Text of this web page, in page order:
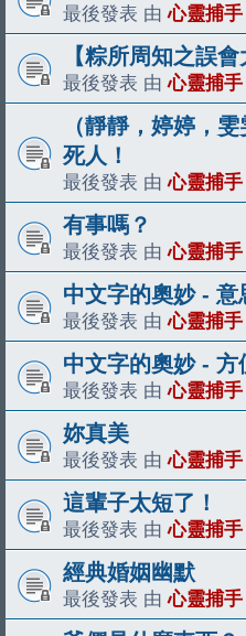
最後發表 由心靈捕手
【粽所周知之誤會
最後發表 由心靈捕手
（靜靜，婷婷，
死人！
最後發表 由心靈捕手
有事嗎？
最後發表 由心靈捕手
中文字的奧妙 - 意
最後發表 由心靈捕手
中文字的奧妙 - 方
最後發表 由心靈捕手
妳真美
最後發表 由心靈捕手
這輩子太短了！
最後發表 由心靈捕手
經典婚姻幽默
最後發表 由心靈捕手